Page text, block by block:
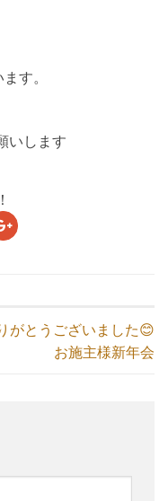
す。
いします
がとうございました😊
お施主様新年会